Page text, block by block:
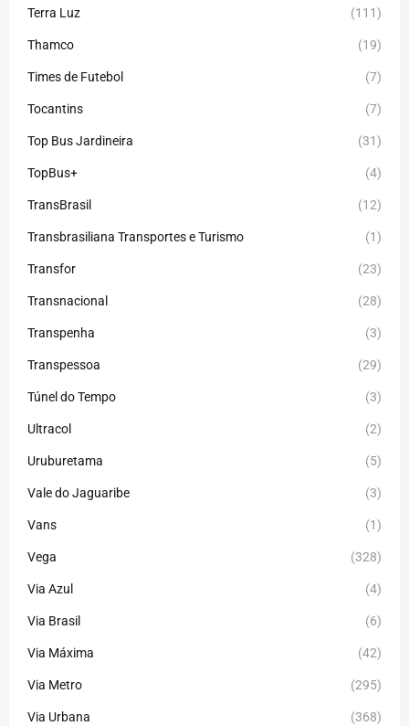
Terra Luz (111)
Thamco (19)
Times de Futebol (7)
Tocantins (7)
Top Bus Jardineira (31)
TopBus+ (4)
TransBrasil (12)
Transbrasiliana Transportes e Turismo (1)
Transfor (23)
Transnacional (28)
Transpenha (3)
Transpessoa (29)
Túnel do Tempo (3)
Ultracol (2)
Uruburetama (5)
Vale do Jaguaribe (3)
Vans (1)
Vega (328)
Via Azul (4)
Via Brasil (6)
Via Máxima (42)
Via Metro (295)
Via Urbana (368)